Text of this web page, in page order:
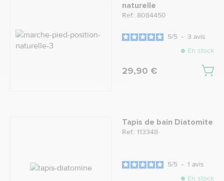
naturelle
Ref.: 8084450
5/5 - 3 avis
En stock
29,90 €
Tapis de bain Diatomite
Ref.: 113348
5/5 - 1 avis
En stock